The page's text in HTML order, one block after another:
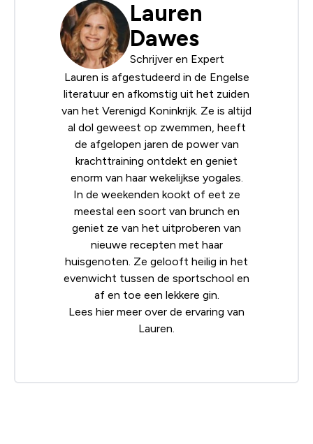
Lauren
Dawes
Schrijver en Expert
Lauren is afgestudeerd in de Engelse
literatuur en afkomstig uit het zuiden
van het Verenigd Koninkrijk. Ze is altijd
al dol geweest op zwemmen, heeft
de afgelopen jaren de power van
krachttraining ontdekt en geniet
enorm van haar wekelijkse yogales.
In de weekenden kookt of eet ze
meestal een soort van brunch en
geniet ze van het uitproberen van
nieuwe recepten met haar
huisgenoten. Ze gelooft heilig in het
evenwicht tussen de sportschool en
af en toe een lekkere gin.
Lees hier meer over de ervaring van
Lauren.